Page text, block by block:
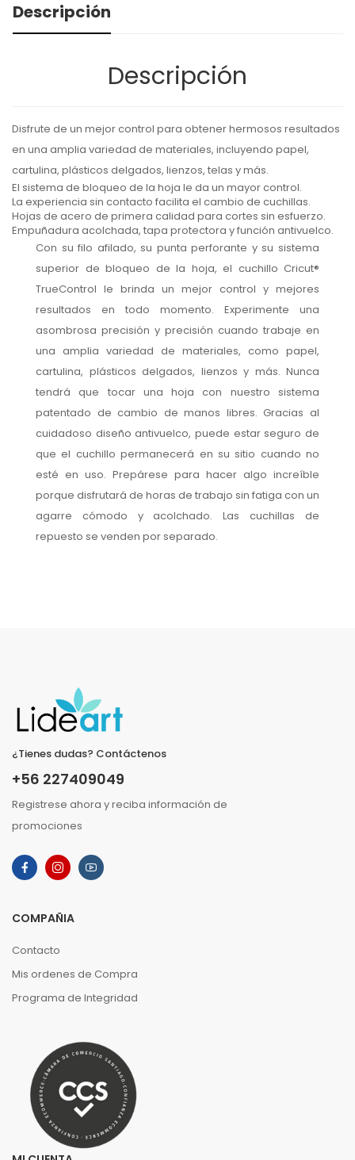
Descripción
Descripción
Disfrute de un mejor control para obtener hermosos resultados
en una amplia variedad de materiales, incluyendo papel,
cartulina, plásticos delgados, lienzos, telas y más.
El sistema de bloqueo de la hoja le da un mayor control.
La experiencia sin contacto facilita el cambio de cuchillas.
Hojas de acero de primera calidad para cortes sin esfuerzo.
Empuñadura acolchada, tapa protectora y función antivuelco.
Con su filo afilado, su punta perforante y su sistema
superior de bloqueo de la hoja, el cuchillo Cricut®
TrueControl le brinda un mejor control y mejores
resultados en todo momento. Experimente una
asombrosa precisión y precisión cuando trabaje en
una amplia variedad de materiales, como papel,
cartulina, plásticos delgados, lienzos y más. Nunca
tendrá que tocar una hoja con nuestro sistema
patentado de cambio de manos libres. Gracias al
cuidadoso diseño antivuelco, puede estar seguro de
que el cuchillo permanecerá en su sitio cuando no
esté en uso. Prepárese para hacer algo increíble
porque disfrutará de horas de trabajo sin fatiga con un
agarre cómodo y acolchado. Las cuchillas de
repuesto se venden por separado.
¿Tienes dudas? Contáctenos
+56 227409049
Registrese ahora y reciba información de
promociones
COMPAÑIA
Contacto
Mis ordenes de Compra
Programa de Integridad